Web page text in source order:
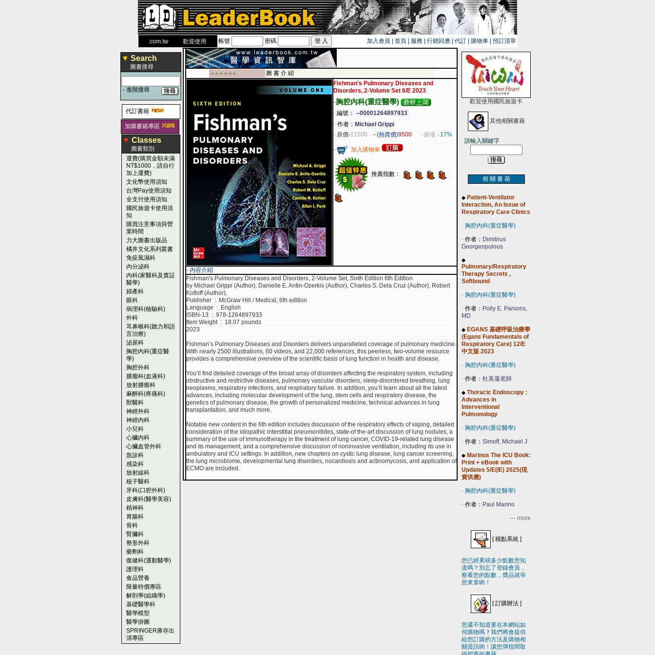
www.leaderbook.com.tw歡迎使用 國民旅遊卡！！
帳號 密碼 加入會員 首頁 服務 行銷回應 代訂 購物車 預訂清單
▼ Search
圖書搜尋
- 進階搜尋
代訂書籍
加購書籍專區
▼ Classes
圖書類別
運費(購買金額未滿
NT$1000，請自行
加上運費)
文化幣使用須知
台灣Pay使用須知
全支付使用須知
國民旅遊卡使用須
知
購買注意事項與營
業時間
力大圖書出版品
橘井文化系列叢書
免疫風濕科
內分泌科
內科(家醫科及實証
醫學)
婦產科
眼科
病理科(檢驗科)
外科
耳鼻喉科(聽力和語
言治療)
泌尿科
胸腔內科(重症醫
學)
胸腔外科
腫瘤科(血液科)
放射腫瘤科
麻醉科(疼痛科)
獸醫科
神經外科
神經內科
小兒科
心臟內科
心臟血管外科
急診科
感染科
放射線科
核子醫科
牙科(口腔外科)
皮膚科(醫學美容)
精神科
胃腸科
骨科
腎臟科
整形外科
藥劑科
復健科(運動醫學)
護理科
食品營養
限量特價專區
解剖學(組織學)
基礎醫學科
醫學模型
醫學掛圖
SPRINGER庫存出
清專區
-■ ■ ■ ■ ■ ■
圖 書 介 紹
Fishman's Pulmonary Diseases and
Disorders, 2-Volume Set 6/E 2023
-胸腔內科(重症醫學)
- 編號： --00001264897933
- 作者： Michael Grippi
- 原價-11500 - (熱賣價)9500 - 節省 ↓17%
- 加入購物車
推薦指數：
- 內容介紹
Fishman's Pulmonary Diseases and Disorders, 2-Volume Set, Sixth Edition 6th Edition
by Michael Grippi (Author), Danielle E. Antin-Ozerkis (Author), Charles S. Dela Cruz (Author), Robert
Kotloff (Author),
Publisher ‏ : ‎ McGraw Hill / Medical; 6th edition
Language ‏ : ‎ English
ISBN-13 ‏ : ‎ 978-1264897933
Item Weight ‏ : ‎ 18.07 pounds
2023
Fishman’s Pulmonary Diseases and Disorders delivers unparalleled coverage of pulmonary medicine.
With nearly 2500 illustrations, 60 videos, and 22,000 references, this peerless, two-volume resource
provides a comprehensive overview of the scientific basis of lung function in health and disease.
You’ll find detailed coverage of the broad array of disorders affecting the respiratory system, including
obstructive and restrictive diseases, pulmonary vascular disorders, sleep-disordered breathing, lung
neoplasms, respiratory infections, and respiratory failure. In addition, you’ll learn about all the latest
advances, including molecular development of the lung, stem cells and respiratory disease, the
genetics of pulmonary disease, the growth of personalized medicine, technical advances in lung
transplantation, and much more.
Notable new content in the 6th edition includes discussion of the respiratory effects of vaping, detailed
consideration of the idiopathic interstitial pneumonitides, state-of the-art discussion of lung nodules, a
summary of the use of immunotherapy in the treatment of lung cancer, COVID-19-related lung disease
and its management, and a comprehensive discussion of noninvasive ventilation, including its use in
ambulatory and ICU settings. In addition, new chapters on cystic lung disease, lung cancer screening,
the lung microbiome, developmental lung disorders, nocardiosis and actinomycosis, and application of
ECMO are included.
歡迎使用國民旅遊卡
其他相關書藉
請輸入關鍵字
相 關 書 藉
◆ Patient-Ventilator
Interaction, An Issue of
Respiratory Care Clinics
- 胸腔內科(重症醫學)
- 作者： Dimitrius
Georgeopolous
◆
Pulmonary/Respiratory
Therapy Secrets ,
Softbound
- 胸腔內科(重症醫學)
- 作者： Polly E. Parsons,
MD
◆ EGANS 基礎呼吸治療學
(Egans Fundamentals of
Respiratory Care) 12/E
中文版 2023
- 胸腔內科(重症醫學)
- 作者： 杜美蓮老師
◆ Thoracic Endoscopy :
Advances in
Interventional
Pulmonology
- 胸腔內科(重症醫學)
- 作者： Simoff, Michael J
◆ Marinos The ICU Book:
Print + eBook with
Updates 5/E(IE) 2025(現
貨供應)
- 胸腔內科(重症醫學)
- 作者： Paul Marino
--- more
[積點系統 ]
您已經累積多少點數您知
道嗎？別忘了登錄會員，
察看您的點數，獎品就等
您來拿喲！
[訂購辦法 ]
您還不知道要在本網站如
何購物嗎？我們將會提供
給您訂購的方法及購物相
關資訊喲！讓您彈指間取